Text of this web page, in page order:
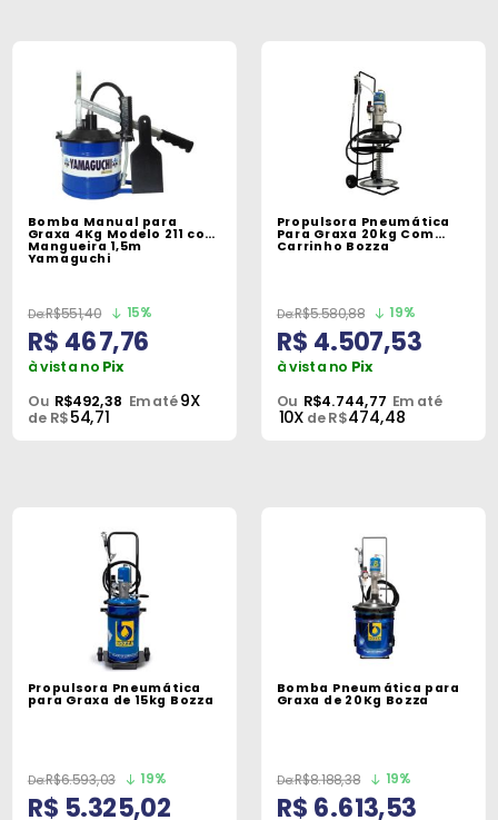
Bomba Manual para
Graxa 4Kg Modelo 211 com
Mangueira 1,5m
Yamaguchi
R$551,40 15%
R$ 467,76
à vista no Pix
Ou R$492,38 Em até9X
de R$54,71
Propulsora Pneumática
Para Graxa 20kg Com
Carrinho Bozza
R$5.580,88 19%
R$ 4.507,53
à vista no Pix
Ou R$4.744,77 Em até
10X de R$474,48
Propulsora Pneumática
para Graxa de 15kg Bozza
R$6.593,03 19%
R$ 5.325,02
Bomba Pneumática para
Graxa de 20Kg Bozza
R$8.188,38 19%
R$ 6.613,53